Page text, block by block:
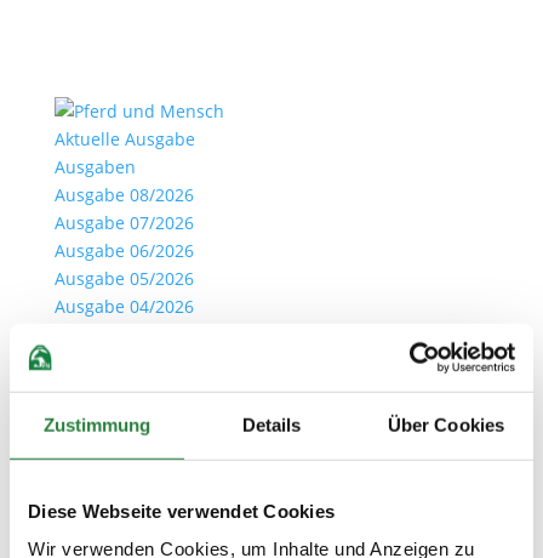
Zustimmung Details Über Cookies
Diese Webseite verwendet Cookies
Wir verwenden Cookies, um Inhalte und Anzeigen zu
Aktuelle Ausgabe
Ausgaben
Ausgabe 08/2026
Ausgabe 07/2026
Ausgabe 06/2026
Ausgabe 05/2026
Ausgabe 04/2026
Clubmitglied werden
Anmelden